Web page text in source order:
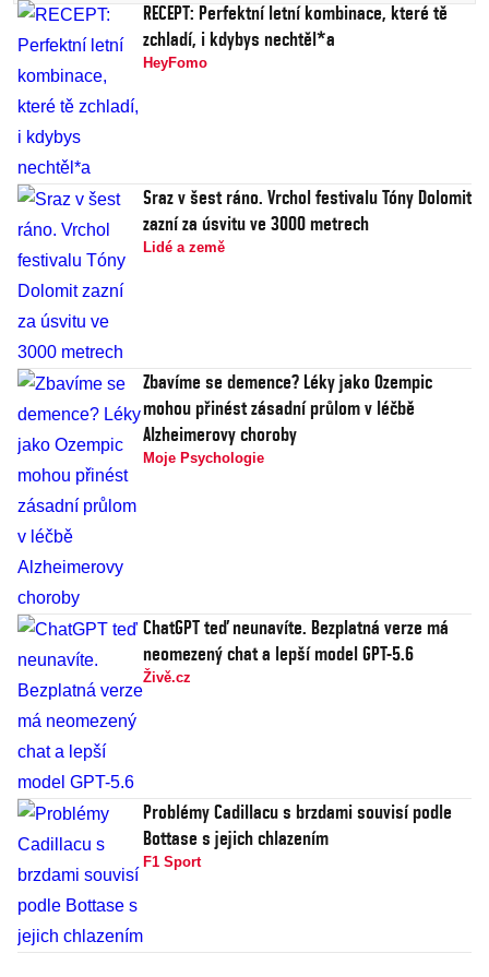
RECEPT: Perfektní letní kombinace, které tě
zchladí, i kdybys nechtěl*a
HeyFomo
Sraz v šest ráno. Vrchol festivalu Tóny Dolomit
zazní za úsvitu ve 3000 metrech
Lidé a země
Zbavíme se demence? Léky jako Ozempic
mohou přinést zásadní průlom v léčbě
Alzheimerovy choroby
Moje Psychologie
ChatGPT teď neunavíte. Bezplatná verze má
neomezený chat a lepší model GPT-5.6
Živě.cz
Problémy Cadillacu s brzdami souvisí podle
Bottase s jejich chlazením
F1 Sport